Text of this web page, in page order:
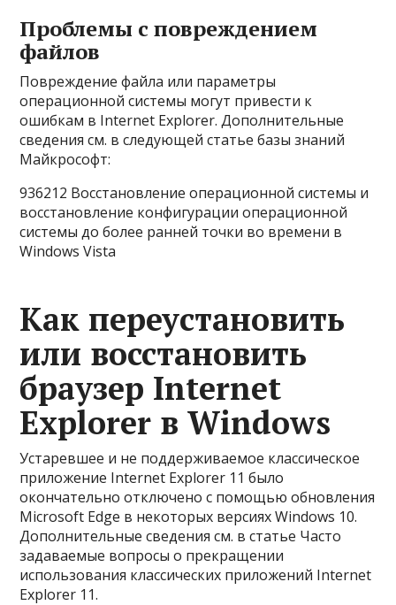
Проблемы с повреждением
файлов
Повреждение файла или параметры
операционной системы могут привести к
ошибкам в Internet Explorer. Дополнительные
сведения см. в следующей статье базы знаний
Майкрософт:
936212 Восстановление операционной системы и
восстановление конфигурации операционной
системы до более ранней точки во времени в
Windows Vista
Как переустановить
или восстановить
браузер Internet
Explorer в Windows
Устаревшее и не поддерживаемое классическое
приложение Internet Explorer 11 было
окончательно отключено с помощью обновления
Microsoft Edge в некоторых версиях Windows 10.
Дополнительные сведения см. в статье Часто
задаваемые вопросы о прекращении
использования классических приложений Internet
Explorer 11.